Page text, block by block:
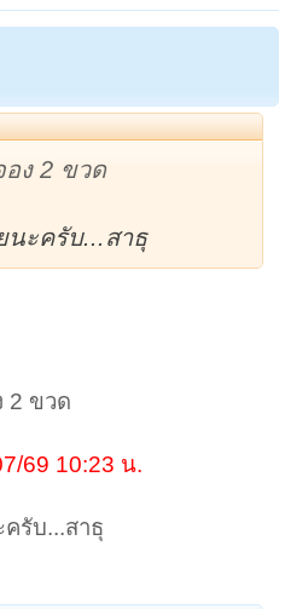
ง 2 ขวด
ะครับ...สาธุ
2 ขวด
69 10:23 น.
รับ...สาธุ